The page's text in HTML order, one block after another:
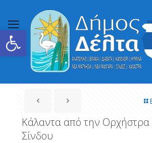
Ανοίξτε τη γραμμή εργαλείων
Κάλαντα από την
Σίνδου